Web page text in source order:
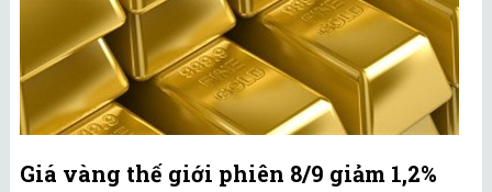
Giá vàng thế giới phiên 8/9 giảm 1,2%